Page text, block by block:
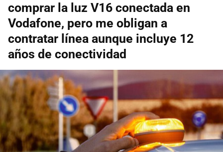
comprar la luz V16 conectada en
Vodafone, pero me obligan a
contratar línea aunque incluye 12
años de conectividad